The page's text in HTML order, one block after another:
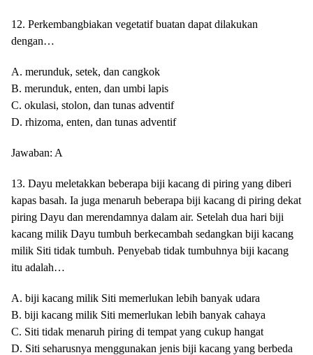
12. Perkembangbiakan vegetatif buatan dapat dilakukan
dengan…
A. merunduk, setek, dan cangkok
B. merunduk, enten, dan umbi lapis
C. okulasi, stolon, dan tunas adventif
D. rhizoma, enten, dan tunas adventif
Jawaban: A
13. Dayu meletakkan beberapa biji kacang di piring yang diberi
kapas basah. Ia juga menaruh beberapa biji kacang di piring dekat
piring Dayu dan merendamnya dalam air. Setelah dua hari biji
kacang milik Dayu tumbuh berkecambah sedangkan biji kacang
milik Siti tidak tumbuh. Penyebab tidak tumbuhnya biji kacang
itu adalah…
A. biji kacang milik Siti memerlukan lebih banyak udara
B. biji kacang milik Siti memerlukan lebih banyak cahaya
C. Siti tidak menaruh piring di tempat yang cukup hangat
D. Siti seharusnya menggunakan jenis biji kacang yang berbeda